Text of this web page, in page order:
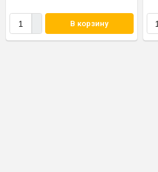
В корзину